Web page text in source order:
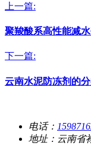
上一篇:
聚羧酸系高性能减水
下一篇:
云南水泥防冻剂的
电话：
地址：云南省